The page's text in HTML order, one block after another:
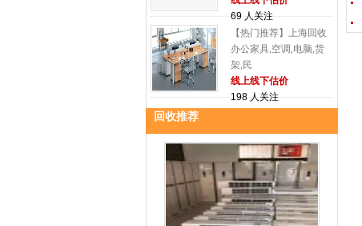
69 人关注
【热门推荐】上海回收
办公家具,空调,电脑,货
架,民
线上线下估价
198 人关注
回收推荐